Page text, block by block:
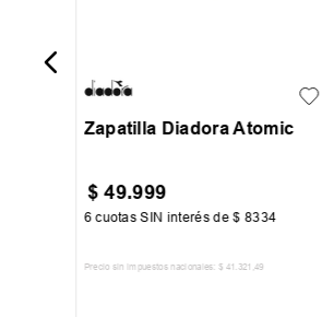
34
Zapatilla Diadora Atomic
$ 49.999
6 cuotas SIN interés de$ 8334
Precio sin impuestos nacionales: $ 41 321 ,49